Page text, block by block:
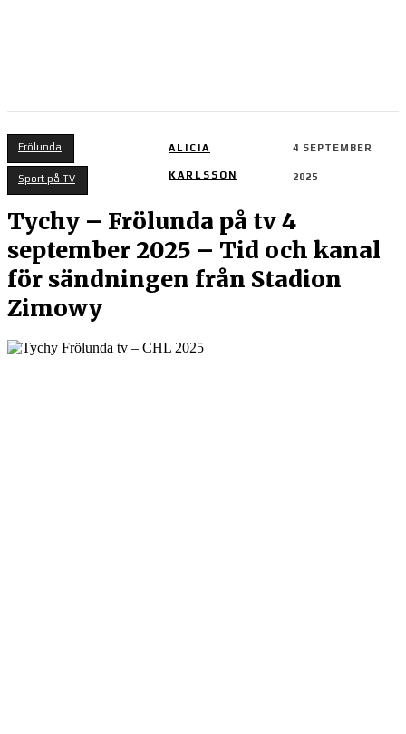
Frölunda
Sport på TV
ALICIA
KARLSSON
4 SEPTEMBER
2025
Tychy – Frölunda på tv 4
september 2025 – Tid och kanal
för sändningen från Stadion
Zimowy